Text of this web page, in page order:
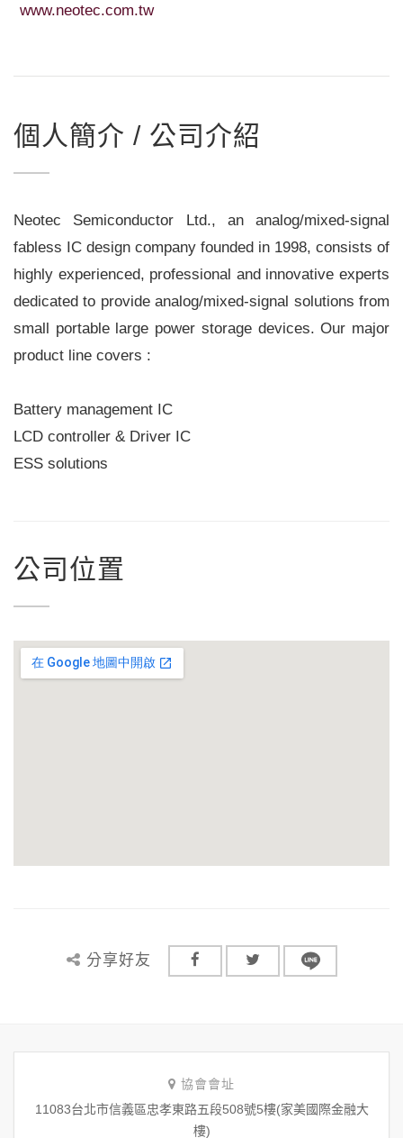
www.neotec.com.tw
個人簡介 / 公司介紹
Neotec Semiconductor Ltd., an analog/mixed-signal
fabless IC design company founded in 1998, consists of
highly experienced, professional and innovative experts
dedicated to provide analog/mixed-signal solutions from
small portable large power storage devices. Our major
product line covers :
Battery management IC
LCD controller & Driver IC
ESS solutions
公司位置
分享好友
協會會址
11083台北市信義區忠孝東路五段508號5樓(家美國際金融大
樓)